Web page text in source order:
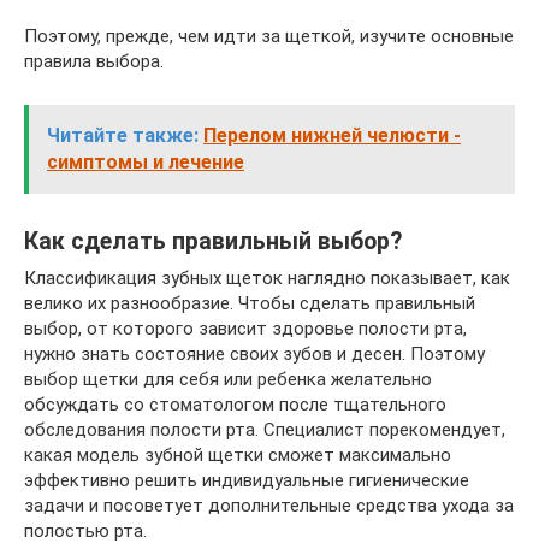
Поэтому, прежде, чем идти за щеткой, изучите основные
правила выбора.
Читайте также: Перелом нижней челюсти -
симптомы и лечение
Как сделать правильный выбор?
Классификация зубных щеток наглядно показывает, как
велико их разнообразие. Чтобы сделать правильный
выбор, от которого зависит здоровье полости рта,
нужно знать состояние своих зубов и десен. Поэтому
выбор щетки для себя или ребенка желательно
обсуждать со стоматологом после тщательного
обследования полости рта. Специалист порекомендует,
какая модель зубной щетки сможет максимально
эффективно решить индивидуальные гигиенические
задачи и посоветует дополнительные средства ухода за
полостью рта.